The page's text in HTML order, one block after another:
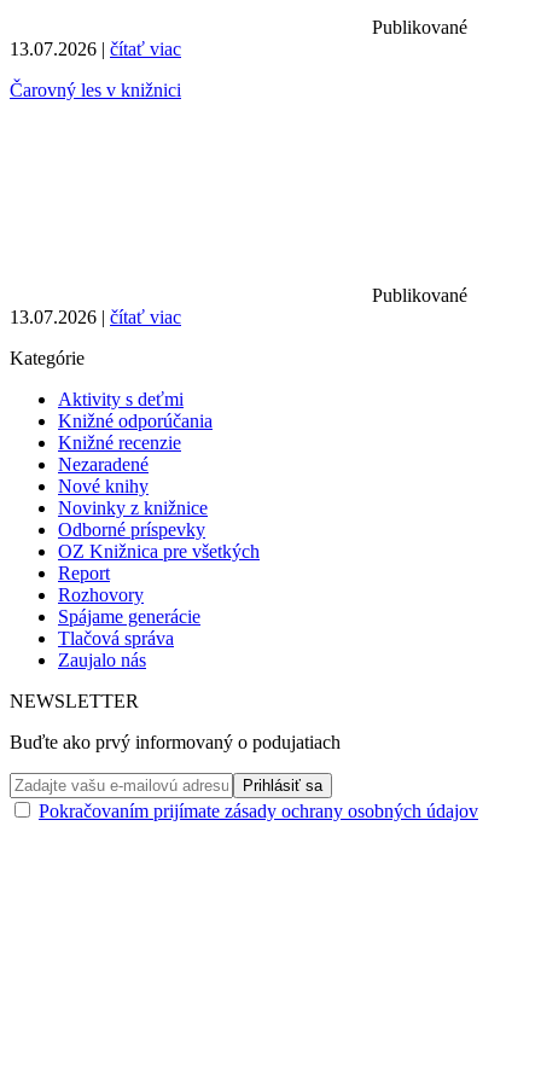
Publikované
13.07.2026 | čítať viac
Čarovný les v knižnici
Publikované
13.07.2026 | čítať viac
Kategórie
Aktivity s deťmi
Knižné odporúčania
Knižné recenzie
Nezaradené
Nové knihy
Novinky z knižnice
Odborné príspevky
OZ Knižnica pre všetkých
Report
Rozhovory
Spájame generácie
Tlačová správa
Zaujalo nás
NEWSLETTER
Buďte ako prvý informovaný o podujatiach
Pokračovaním prijímate zásady ochrany osobných údajov